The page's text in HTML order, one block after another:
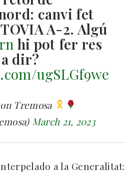
canvi fet
A-2. Algú
hi pot fer res
dir?
ugSLGf9we
Tremosa
March 21, 2023
a la Generalitat: